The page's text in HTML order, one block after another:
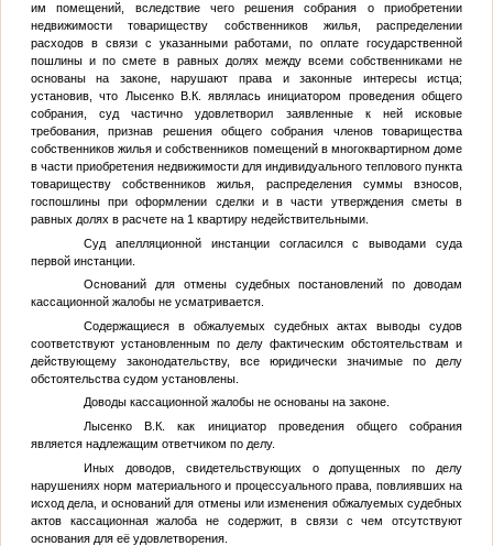
им помещений, вследствие чего решения собрания о приобретении
недвижимости товариществу собственников жилья, распределении
расходов в связи с указанными работами, по оплате государственной
пошлины и по смете в равных долях между всеми собственниками не
основаны на законе, нарушают права и законные интересы истца;
установив, что Лысенко В.К. являлась инициатором проведения общего
собрания, суд частично удовлетворил заявленные к ней исковые
требования, признав решения общего собрания членов товарищества
собственников жилья и собственников помещений в многоквартирном доме
в части приобретения недвижимости для индивидуального теплового пункта
товариществу собственников жилья, распределения суммы взносов,
госпошлины при оформлении сделки и в части утверждения сметы в
равных долях в расчете на 1 квартиру недействительными.
Суд апелляционной инстанции согласился с выводами суда
первой инстанции.
Оснований для отмены судебных постановлений по доводам
кассационной жалобы не усматривается.
Содержащиеся в обжалуемых судебных актах выводы судов
соответствуют установленным по делу фактическим обстоятельствам и
действующему законодательству, все юридически значимые по делу
обстоятельства судом установлены.
Доводы кассационной жалобы не основаны на законе.
Лысенко В.К. как инициатор проведения общего собрания
является надлежащим ответчиком по делу.
Иных доводов, свидетельствующих о допущенных по делу
нарушениях норм материального и процессуального права, повлиявших на
исход дела, и оснований для отмены или изменения обжалуемых судебных
актов кассационная жалоба не содержит, в связи с чем отсутствуют
основания для её удовлетворения.